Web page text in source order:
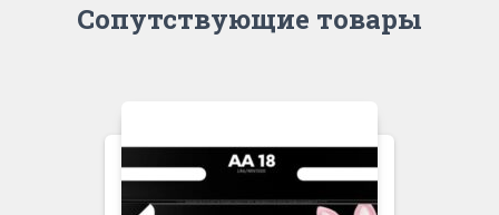
Сопутствующие товары